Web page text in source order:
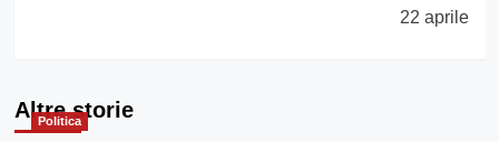
22 aprile
Altre storie
Politica